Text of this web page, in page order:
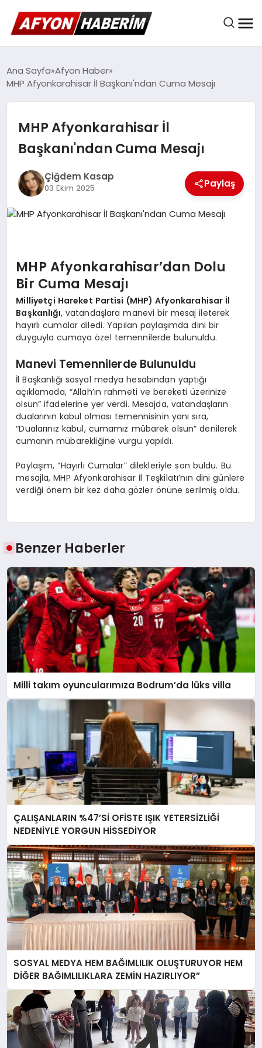
AFYON HABER
BELEDIYELER
EKONOMI
SPOR
MAGAZIN
SAĞLIK
TEKNOLOJI
Ana Sayfa Afyon Haber
MHP Afyonkarahisar İl Başkanı'ndan Cuma Mesajı
MHP Afyonkarahisar İl
Başkanı'ndan Cuma Mesajı
Çiğdem Kasap
03 Ekim 2025 Paylaş
MHP Afyonkarahisar’dan Dolu
Bir Cuma Mesajı
Milliyetçi Hareket Partisi (MHP) Afyonkarahisar İl
Başkanlığı, vatandaşlara manevi bir mesaj ileterek
hayırlı cumalar diledi. Yapılan paylaşımda dini bir
duyguyla cumaya özel temennilerde bulunuldu.
Manevi Temennilerde Bulunuldu
İl Başkanlığı sosyal medya hesabından yaptığı
açıklamada, “Allah’ın rahmeti ve bereketi üzerinize
olsun” ifadelerine yer verdi. Mesajda, vatandaşların
dualarının kabul olması temennisinin yanı sıra,
“Dualarınız kabul, cumamız mübarek olsun” denilerek
cumanın mübarekliğine vurgu yapıldı.
Paylaşım, “Hayırlı Cumalar” dilekleriyle son buldu. Bu
mesajla, MHP Afyonkarahisar İl Teşkilatı’nın dini günlere
verdiği önem bir kez daha gözler önüne serilmiş oldu.
Benzer Haberler
Milli takım oyuncularımıza Bodrum’da lüks villa
ÇALIŞANLARIN %47’Sİ OFİSTE IŞIK YETERSİZLİĞİ
NEDENİYLE YORGUN HİSSEDİYOR
SOSYAL MEDYA HEM BAĞIMLILIK OLUŞTURUYOR HEM
DİĞER BAĞIMLILIKLARA ZEMİN HAZIRLIYOR”